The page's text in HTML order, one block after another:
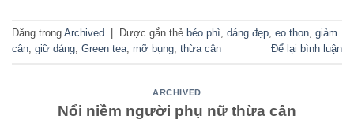
Đăng trong Archived Được gắn thẻ béo phì, dáng đẹp, eo thon, giảm
cân, giữ dáng, Green tea, mỡ bụng, thừa cân Để lại bình luận
ARCHIVED
Nổi niềm người phụ nữ thừa cân